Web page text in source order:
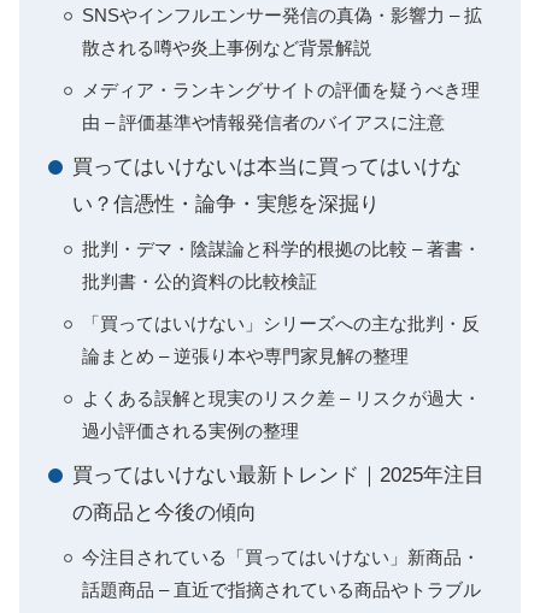
SNSやインフルエンサー発信の真偽・影響力 – 拡
散される噂や炎上事例など背景解説
メディア・ランキングサイトの評価を疑うべき理
由 – 評価基準や情報発信者のバイアスに注意
買ってはいけないは本当に買ってはいけな
い？信憑性・論争・実態を深掘り
批判・デマ・陰謀論と科学的根拠の比較 – 著書・
批判書・公的資料の比較検証
「買ってはいけない」シリーズへの主な批判・反
論まとめ – 逆張り本や専門家見解の整理
よくある誤解と現実のリスク差 – リスクが過大・
過小評価される実例の整理
買ってはいけない最新トレンド｜2025年注目
の商品と今後の傾向
今注目されている「買ってはいけない」新商品・
話題商品 – 直近で指摘されている商品やトラブル